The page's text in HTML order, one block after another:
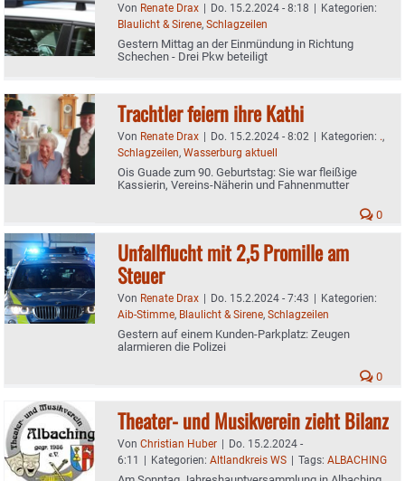
Von Renate Drax | Do. 15.2.2024 - 8:18 | Kategorien:
Blaulicht & Sirene, Schlagzeilen
Gestern Mittag an der Einmündung in Richtung
Schechen - Drei Pkw beteiligt
Trachtler feiern ihre Kathi
Von Renate Drax | Do. 15.2.2024 - 8:02 | Kategorien: .,
Schlagzeilen, Wasserburg aktuell
Ois Guade zum 90. Geburtstag: Sie war fleißige
Kassierin, Vereins-Näherin und Fahnenmutter
0
Unfallflucht mit 2,5 Promille am
Steuer
Von Renate Drax | Do. 15.2.2024 - 7:43 | Kategorien:
Aib-Stimme, Blaulicht & Sirene, Schlagzeilen
Gestern auf einem Kunden-Parkplatz: Zeugen
alarmieren die Polizei
0
Theater- und Musikverein zieht Bilanz
Von Christian Huber | Do. 15.2.2024 -
6:11 | Kategorien: Altlandkreis WS | Tags: ALBACHING